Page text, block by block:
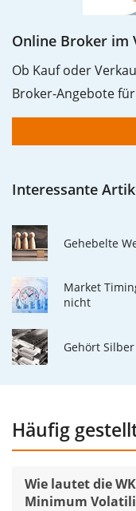
Online Broker im
Ob Kauf oder
Broker-Angebote für
Interessante
Gehebelte
Market
nicht
Gehört
Häufig
Wie lautet die
Minimum